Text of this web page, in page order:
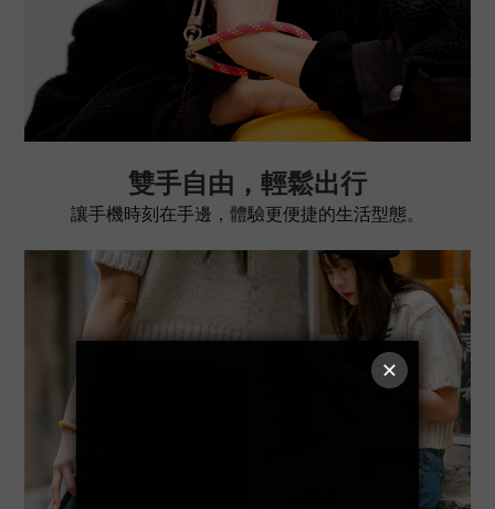
雙手自由，輕鬆出行
讓手機時刻在手邊，體驗更便捷的生活型態。